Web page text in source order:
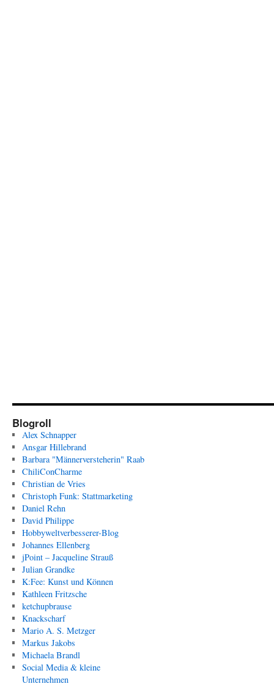
Blogroll
Alex Schnapper
Ansgar Hillebrand
Barbara "Männerversteherin" Raab
ChiliConCharme
Christian de Vries
Christoph Funk: Stattmarketing
Daniel Rehn
David Philippe
Hobbyweltverbesserer-Blog
Johannes Ellenberg
jPoint – Jacqueline Strauß
Julian Grandke
K:Fee: Kunst und Können
Kathleen Fritzsche
ketchupbrause
Knackscharf
Mario A. S. Metzger
Markus Jakobs
Michaela Brandl
Social Media & kleine
Unternehmen